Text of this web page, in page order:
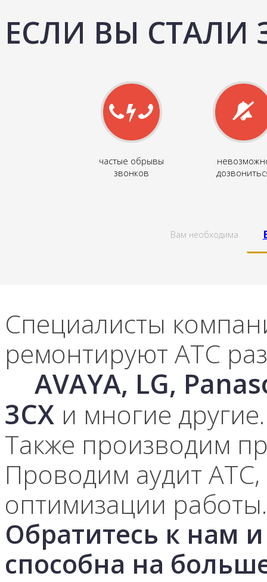
ЕСЛИ ВЫ СТАЛИ
частые обрывы
звонков
Вам необходима
Специалисты
ремонтируют АТС
AVAYA, LG,
3CX и многие другие.
Также производим
Проводим аудит
оптимизации работы.
Обратитесь к нам
способна на